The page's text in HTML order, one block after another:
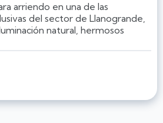
arriendo en una de las
del sector de Llanogrande,
natural, hermosos